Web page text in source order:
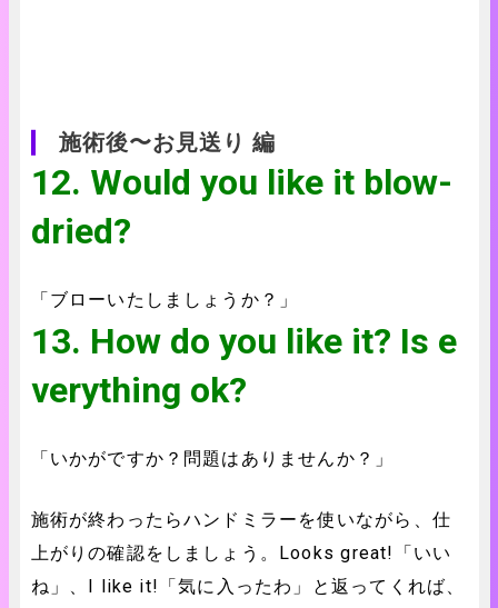
施術後〜お見送り 編
12. Would you like it blow-
dried?
「ブローいたしましょうか？」
13. How do you like it? Is e
verything ok?
「いかがですか？問題はありませんか？」
施術が終わったらハンドミラーを使いながら、仕
上がりの確認をしましょう。Looks great!「いい
ね」、I like it!「気に入ったわ」と返ってくれば、